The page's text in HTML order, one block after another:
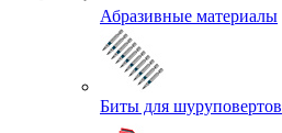
Абразивные материалы
Биты для шуруповертов